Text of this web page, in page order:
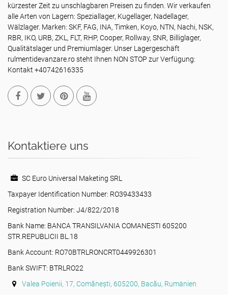
kürzester Zeit zu unschlagbaren Preisen zu finden. Wir verkaufen
alle Arten von Lagern: Speziallager, Kugellager, Nadellager,
Wälzlager. Marken: SKF, FAG, INA, Timken, Koyo, NTN, Nachi, NSK,
RBR, IKO, URB, ZKL, FLT, RHP, Cooper, Rollway, SNR, Billiglager,
Qualitätslager und Premiumlager. Unser Lagergeschäft
rulmentidevanzare.ro steht Ihnen NON STOP zur Verfügung:
Kontakt +40742616335
Kontaktiere uns
SC Euro Universal Maketing SRL
Taxpayer Identification Number: RO39433433
Registration Number: J4/822/2018
Bank Name: BANCA TRANSILVANIA COMANESTI 605200
STR.REPUBLICII BL.18
Bank Account: RO70BTRLRONCRT0449926301
Bank SWIFT: BTRLRO22
Valea Poienii, 17, Comănești, 605200, Bacău, Rumänien